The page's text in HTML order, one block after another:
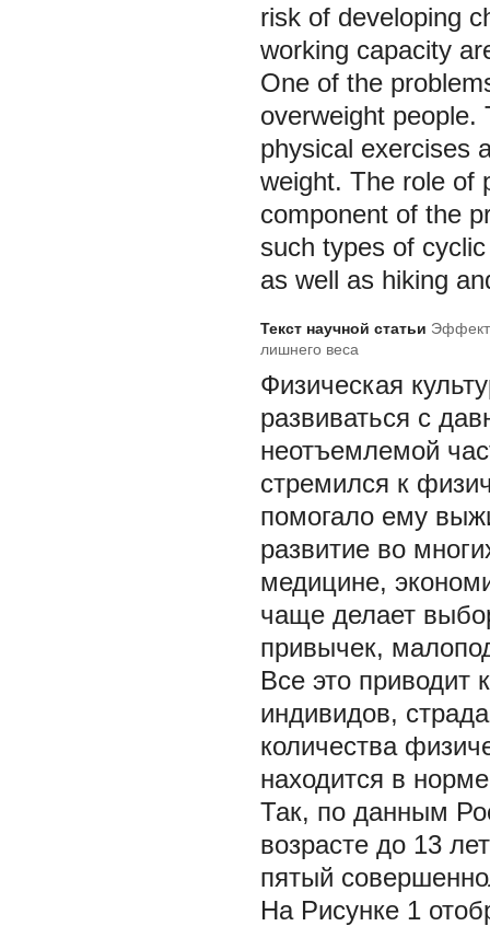
risk of developing
working capacity
One of the
overweight people.
physical exercises
weight. The role of
component of the
such types of
as well as hiking
Текст научной статьи
лишнего веса
Физическая
развиваться с
неотъемлемой
стремился к
помогало ему
развитие во
медицине,
чаще делает
привычек,
Все это приводит
индивидов,
количества
находится в
Так, по данным
возрасте до 13
пятый
На Рисунке 1